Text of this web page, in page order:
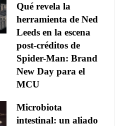
Qué revela la
herramienta de Ned
Leeds en la escena
post-créditos de
Spider-Man: Brand
New Day para el
MCU
Microbiota
intestinal: un aliado